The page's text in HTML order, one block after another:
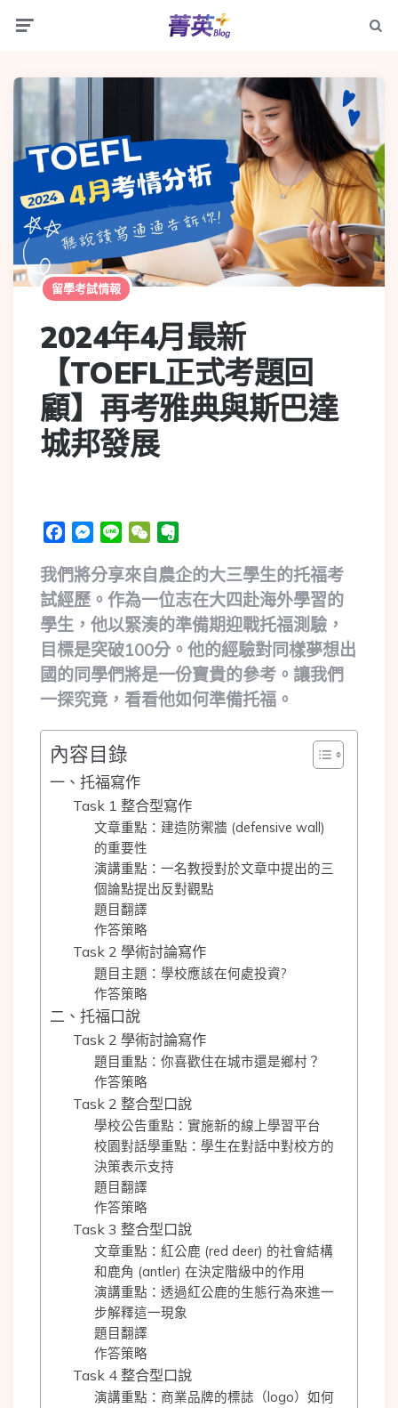
留學考試情報
2024年4月最新
【TOEFL正式考題回
顧】再考雅典與斯巴達
城邦發展
FacebookMessenger
Line WeChat
我們將分享來自農企的大三學生的托福考
試經歷。作為一位志在大四赴海外學習的
學生，他以緊湊的準備期迎戰托福測驗，
目標是突破100分。他的經驗對同樣夢想出
國的同學們將是一份寶貴的參考。讓我們
一探究竟，看看他如何準備托福。
內容目錄
一、托福寫作
Task 1 整合型寫作
文章重點：建造防禦牆 (defensive wall)
的重要性
演講重點：一名教授對於文章中提出的三
個論點提出反對觀點
題目翻譯
作答策略
Task 2 學術討論寫作
題目主題：學校應該在何處投資?
作答策略
二、托福口說
Task 2 學術討論寫作
題目重點：你喜歡住在城市還是鄉村？
作答策略
Task 2 整合型口說
學校公告重點：實施新的線上學習平台
校園對話學重點：學生在對話中對校方的
決策表示支持
題目翻譯
作答策略
Task 3 整合型口說
文章重點：紅公鹿 (red deer) 的社會結構
和鹿角 (antler) 在決定階級中的作用
演講重點：透過紅公鹿的生態行為來進一
步解釋這一現象
題目翻譯
作答策略
Task 4 整合型口說
演講重點：商業品牌的標誌（logo）如何